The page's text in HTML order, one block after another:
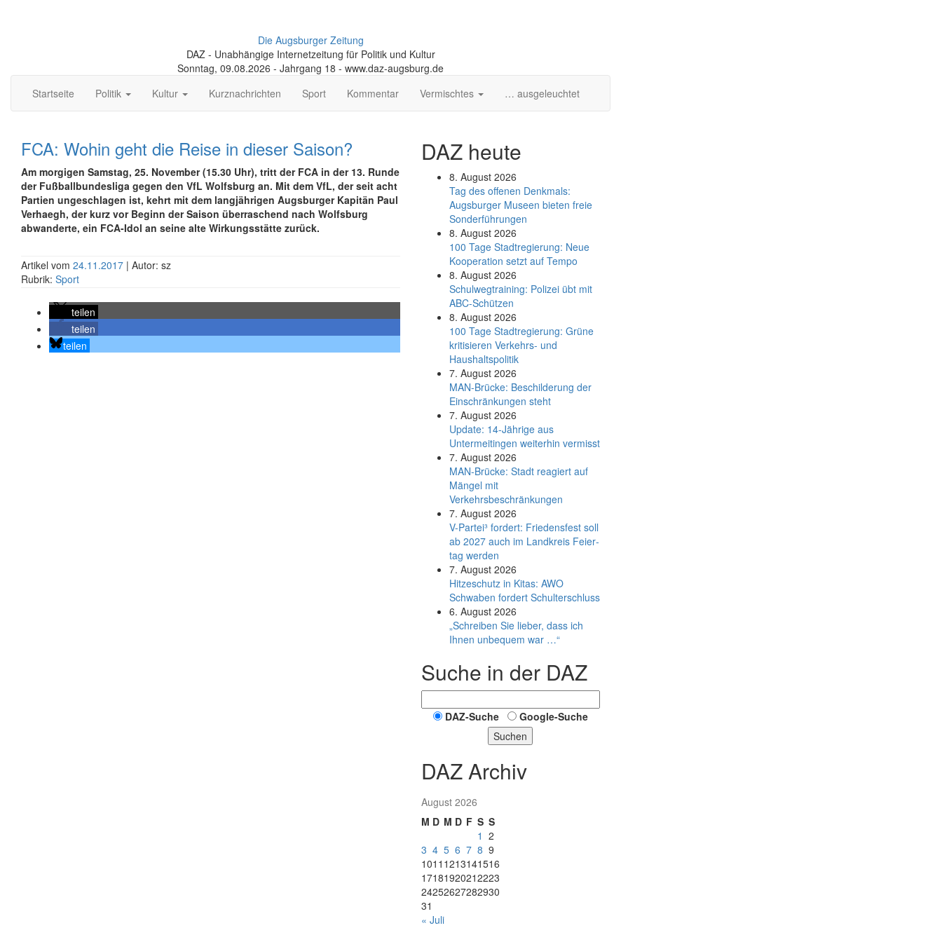
Die Augsburger Zeitung
DAZ - Unabhängige Internetzeitung für Politik und Kultur
Sonntag, 09.08.2026 - Jahrgang 18 - www.daz-augsburg.de
Startseite
Politik Kultur Kurznachrichten Sport Kommentar Vermischtes … ausgeleuchtet
FCA: Wohin geht die Reise in dieser Saison?
Am morgigen Samstag, 25. November (15.30 Uhr), tritt der FCA in der 13. Runde
der Fußballbundesliga gegen den VfL Wolfsburg an. Mit dem VfL, der seit acht
Partien ungeschlagen ist, kehrt mit dem langjährigen Augsburger Kapitän Paul
Verhaegh, der kurz vor Beginn der Saison überraschend nach Wolfsburg
abwanderte, ein FCA-Idol an seine alte Wirkungsstätte zurück.
Artikel vom 24.11.2017 | Autor: sz
Rubrik: Sport
teilen
teilen
teilen
DAZ heute
8. August 2026
Tag des offenen Denkmals:
Augsburger Museen bieten freie
Sonderführungen
8. August 2026
100 Tage Stadtregierung: Neue
Kooperation setzt auf Tempo
8. August 2026
Schul­weg­trai­ning: Poli­zei übt mit
ABC-Schüt­zen
8. August 2026
100 Tage Stadtregierung: Grüne
kritisieren Verkehrs- und
Haushaltspolitik
7. August 2026
MAN-Brücke: Beschilderung der
Einschränkungen steht
7. August 2026
Update: 14-Jährige aus
Untermeitingen weiterhin vermisst
7. August 2026
MAN-Brücke: Stadt reagiert auf
Mängel mit
Verkehrsbeschränkungen
7. August 2026
V-Partei­³ fordert: Friedens­fest soll
ab 2027 auch im Land­kreis Feier­
tag werden
7. August 2026
Hitzeschutz in Kitas: AWO
Schwaben fordert Schulterschluss
6. August 2026
„Schreiben Sie lieber, dass ich
Ihnen unbequem war …“
Suche in der DAZ
DAZ-Suche
Google-Suche
Suchen
DAZ Archiv
August 2026
M D M D F S S
1 2
3 4 5 6 7 8 9
1011 1213141516
17181920212223
24252627282930
31
« Juli